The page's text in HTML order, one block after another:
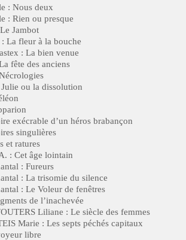
: Nous deux
: Rien ou presque
Jambot
La fleur à la bouche
: La bien venue
fête des anciens
ou la dissolution
exécrable d’un héros brabançon
singulières
et ratures
: Cet âge lointain
: Fureurs
: La trisomie du silence
: Le Voleur de fenêtres
de l’inachevée
Liliane : Le siècle des femmes
Marie : Les septs péchés capitaux
libre